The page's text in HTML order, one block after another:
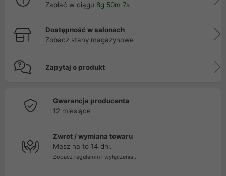
Zapłać w ciągu 8g 50m 7s
Dostępność w salonach
Zobacz stany magazynowe
Zapytaj o produkt
Gwarancja producenta
12 miesiące
Zwrot / wymiana towaru
Masz na to 14 dni.
Zobacz regulamin i wyłączenia...